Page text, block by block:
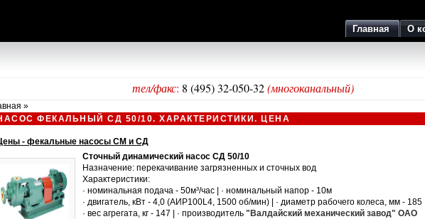
Главная О
тел/факс: 8 (495) 32-050-32(многоканальный)
»
ФЕКАЛЬНЫЙ СД 50/10. ХАРАКТЕРИСТИКИ. ЦЕНА
- фекальные насосы СМ и СД
Сточный динамический насос СД 50/10
Назначение: перекачивание загрязненных и сточных вод
Характеристики:
· номинальная подача - 50м³/час | · номинальный напор - 10м
· двигатель, кВт - 4,0 (АИР100L4, 1500 об/мин) | · диаметр рабочего колеса, мм - 185
· вес агрегата, кг - 147 | · производитель "Валдайский механический завод" ОАО